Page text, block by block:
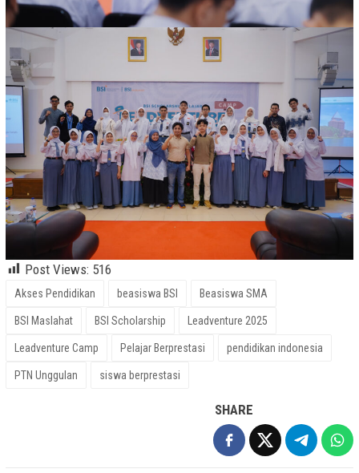
Post Views: 516
Akses Pendidikan beasiswa BSI Beasiswa SMA
BSI Maslahat BSI Scholarship Leadventure 2025
Leadventure Camp Pelajar Berprestasi pendidikan indonesia
PTN Unggulan siswa berprestasi
SHARE